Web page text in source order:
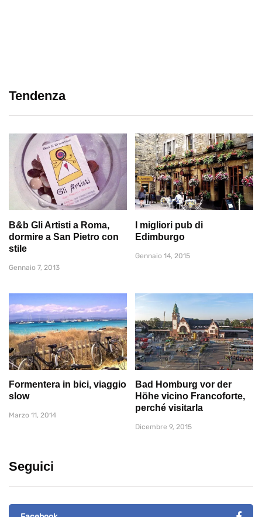
Tendenza
B&b Gli Artisti a Roma,
dormire a San Pietro con
stile
Gennaio 7, 2013
I migliori pub di
Edimburgo
Gennaio 14, 2015
Formentera in bici, viaggio
slow
Marzo 11, 2014
Bad Homburg vor der
Höhe vicino Francoforte,
perché visitarla
Dicembre 9, 2015
Seguici